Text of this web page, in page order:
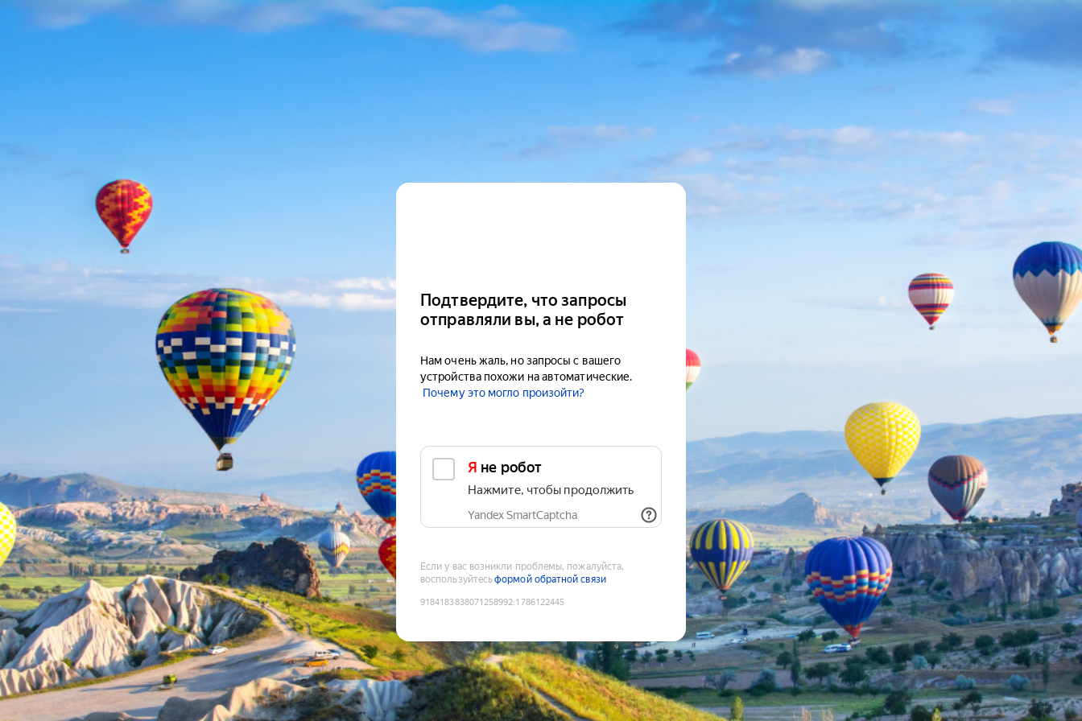
Подтвердите, что запросы
отправляли вы, а не робот
Нам очень жаль, но запросы с вашего
устройства похожи на автоматические.
Почему это могло произойти?
Я не робот
Нажмите, чтобы продолжить
Yandex SmartCaptcha
Если у вас возникли проблемы, пожалуйста,
воспользуйтесьформой обратной связи
9184183838071258992:1786122445